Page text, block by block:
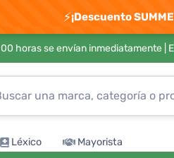
⚡¡Descuento
horas se envían inmediatamente |
Léxico Mayorista